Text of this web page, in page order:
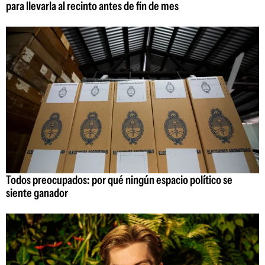
para llevarla al recinto antes de fin de mes
Todos preocupados: por qué ningún espacio político se
siente ganador